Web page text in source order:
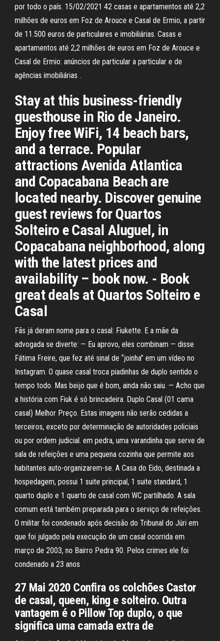
por todo o país. 15/02/2021 42 casas e apartamentos até 2,2
milhões de euros em Foz de Arouce e Casal de Ermio, a partir
de 11.500 euros de particulares e imobiliárias. Casas e
apartamentos até 2,2 milhões de euros em Foz de Arouce e
Casal de Ermio: anúncios de particular a particular e de
agências imobiliárias .
Stay at this business-friendly
guesthouse in Rio de Janeiro.
Enjoy free WiFi, 14 beach bars,
and a terrace. Popular
attractions Avenida Atlantica
and Copacabana Beach are
located nearby. Discover genuine
guest reviews for Quartos
Solteiro e Casal Aluguel, in
Copacabana neighborhood, along
with the latest prices and
availability – book now. - Book
great deals at Quartos Solteiro e
Casal
Fãs já deram nome para o casal: Fiukette. E a mãe da
advogada se diverte: — Eu aprovo, eles combinam — disse
Fátima Freire, que fez até sinal de “joinha” em um vídeo no
Instagram. O quase casal troca piadinhas de duplo sentido o
tempo todo. Mas beijo que é bom, ainda não saiu. — Acho que
a história com Fiuk é só brincadeira. Duplo Casal (01 cama
casal) Melhor Preço. Estas imagens não serão cedidas a
terceiros, exceto por determinação de autoridades policiais
ou por ordem judicial. em pedra, uma varandinha que serve de
sala de refeições e uma pequena cozinha que permite aos
habitantes auto-organizarem-se. A Casa do Eido, destinada a
hospedagem, possui 1 suite principal, 1 suite standard, 1
quarto duplo e 1 quarto de casal com WC partilhado. A sala
comum está também preparada para o serviço de refeições.
O militar foi condenado após decisão do Tribunal do Júri em
que foi julgado pela execução de um casal ocorrida em
março de 2003, no Bairro Pedra 90. Pelos crimes ele foi
condenado a 23 anos
27 Mai 2020 Confira os colchões Castor
de casal, queen, king e solteiro. Outra
vantagem é o Pillow Top duplo, o que
significa uma camada extra de